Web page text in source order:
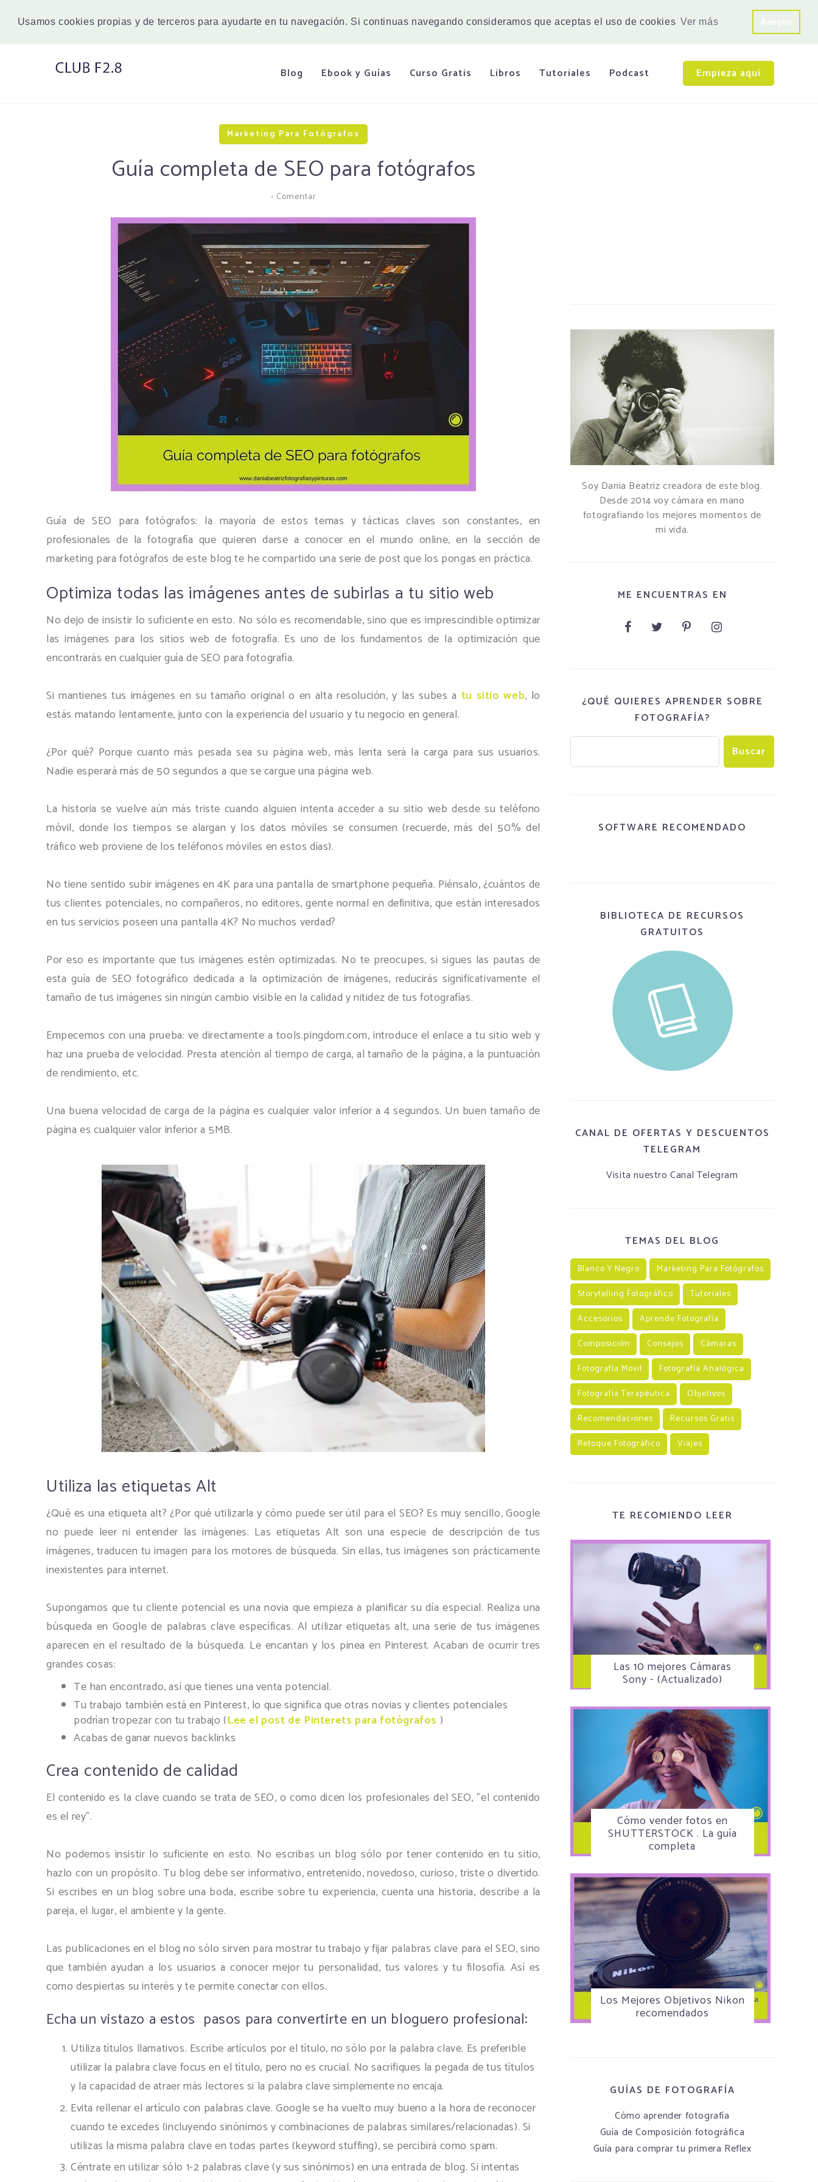
Usamos cookies propias y de terceros para ayudarte en tu navegación. Si continuas navegando consideramos que aceptas el uso de cookies Ver más
Blog Ebook y Guías Curso Gratis Libros Tutoriales Podcast Empieza aquí
Marketing Para Fotógrafos
Guía completa de SEO para fotógrafos
- Comentar
Guía de SEO para fotógrafos: la mayoría de estos temas y tácticas claves son constantes, en
profesionales de la fotografía que quieren darse a conocer en el mundo online, en la sección de
marketing para fotógrafos de este blog te he compartido una serie de post que los pongas en práctica.
Optimiza todas las imágenes antes de subirlas a tu sitio web
No dejo de insistir lo suficiente en esto. No sólo es recomendable, sino que es imprescindible optimizar
las imágenes para los sitios web de fotografía. Es uno de los fundamentos de la optimización que
encontrarás en cualquier guía de SEO para fotografía.
Si mantienes tus imágenes en su tamaño original o en alta resolución, y las subes a tu sitio web, lo
estás matando lentamente, junto con la experiencia del usuario y tu negocio en general.
¿Por qué? Porque cuanto más pesada sea su página web, más lenta será la carga para sus usuarios.
Nadie esperará más de 50 segundos a que se cargue una página web.
La historia se vuelve aún más triste cuando alguien intenta acceder a su sitio web desde su teléfono
móvil, donde los tiempos se alargan y los datos móviles se consumen (recuerde, más del 50% del
tráfico web proviene de los teléfonos móviles en estos días).
No tiene sentido subir imágenes en 4K para una pantalla de smartphone pequeña. Piénsalo, ¿cuántos de
tus clientes potenciales, no compañeros, no editores, gente normal en definitiva, que están interesados
en tus servicios poseen una pantalla 4K? No muchos verdad?
Por eso es importante que tus imágenes estén optimizadas. No te preocupes, si sigues las pautas de
esta guía de SEO fotográfico dedicada a la optimización de imágenes, reducirás significativamente el
tamaño de tus imágenes sin ningún cambio visible en la calidad y nitidez de tus fotografías.
Empecemos con una prueba: ve directamente a tools.pingdom.com, introduce el enlace a tu sitio web y
haz una prueba de velocidad. Presta atención al tiempo de carga, al tamaño de la página, a la puntuación
de rendimiento, etc.
Una buena velocidad de carga de la página es cualquier valor inferior a 4 segundos. Un buen tamaño de
página es cualquier valor inferior a 5MB.
Utiliza las etiquetas Alt
¿Qué es una etiqueta alt? ¿Por qué utilizarla y cómo puede ser útil para el SEO? Es muy sencillo, Google
no puede leer ni entender las imágenes. Las etiquetas Alt son una especie de descripción de tus
imágenes, traducen tu imagen para los motores de búsqueda. Sin ellas, tus imágenes son prácticamente
inexistentes para internet.
Supongamos que tu cliente potencial es una novia que empieza a planificar su día especial. Realiza una
búsqueda en Google de palabras clave específicas. Al utilizar etiquetas alt, una serie de tus imágenes
aparecen en el resultado de la búsqueda. Le encantan y los pinea en Pinterest. Acaban de ocurrir tres
grandes cosas:
Te han encontrado, así que tienes una venta potencial.
Tu trabajo también está en Pinterest, lo que significa que otras novias y clientes potenciales
podrían tropezar con tu trabajo (Lee el post de Pinterets para fotógrafos )
Acabas de ganar nuevos backlinks
Crea contenido de calidad
El contenido es la clave cuando se trata de SEO, o como dicen los profesionales del SEO, "el contenido
es el rey".
No podemos insistir lo suficiente en esto. No escribas un blog sólo por tener contenido en tu sitio,
hazlo con un propósito. Tu blog debe ser informativo, entretenido, novedoso, curioso, triste o divertido.
Si escribes en un blog sobre una boda, escribe sobre tu experiencia, cuenta una historia, describe a la
pareja, el lugar, el ambiente y la gente.
Las publicaciones en el blog no sólo sirven para mostrar tu trabajo y fijar palabras clave para el SEO, sino
que también ayudan a los usuarios a conocer mejor tu personalidad, tus valores y tu filosofía. Así es
como despiertas su interés y te permite conectar con ellos.
Echa un vistazo a estos pasos para convertirte en un bloguero profesional:
Utiliza títulos llamativos. Escribe artículos por el título, no sólo por la palabra clave. Es preferible
utilizar la palabra clave focus en el título, pero no es crucial. No sacrifiques la pegada de tus títulos
y la capacidad de atraer más lectores si la palabra clave simplemente no encaja.
Evita rellenar el artículo con palabras clave. Google se ha vuelto muy bueno a la hora de reconocer
cuando te excedes (incluyendo sinónimos y combinaciones de palabras similares/relacionadas). Si
utilizas la misma palabra clave en todas partes (keyword stuffing), se percibirá como spam.
Céntrate en utilizar sólo 1-2 palabras clave (y sus sinónimos) en una entrada de blog. Si intentas
Soy Dania Beatriz creadora de este blog.
Desde 2014 voy cámara en mano
fotografiando los mejores momentos de
mi vida.
ME ENCUENTRAS EN
¿QUÉ QUIERES APRENDER SOBRE
FOTOGRAFÍA?
SOFTWARE RECOMENDADO
BIBLIOTECA DE RECURSOS
GRATUITOS
CANAL DE OFERTAS Y DESCUENTOS
TELEGRAM
Visita nuestro Canal Telegram
TEMAS DEL BLOG
Blanco Y Negro
Marketing Para Fotógrafos
Storytelling Fotográfico
Tutoriales
Accesorios
Aprende Fotografía
Composición
Consejos
Cámaras
Fotografía Movil
Fotografía Analógica
Fotografía Terapéutica
Objetivos
Recomendaciones
Recursos Gratis
Retoque Fotográfico
Viajes
TE RECOMIENDO LEER
Las 10 mejores Cámaras
Sony - (Actualizado)
Cómo vender fotos en
SHUTTERSTOCK . La guía
completa
Los Mejores Objetivos Nikon
recomendados
GUÍAS DE FOTOGRAFÍA
Cómo aprender fotografía
Guía de Composición fotográfica
Guía para comprar tu primera Reflex